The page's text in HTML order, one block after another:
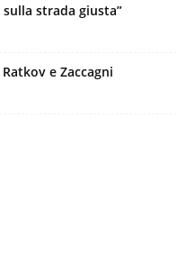
strada giusta”
e Zaccagni